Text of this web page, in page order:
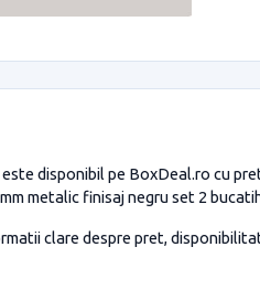
disponibil pe BoxDeal.ro cu
metalic finisaj negru set 2
clare despre pret,